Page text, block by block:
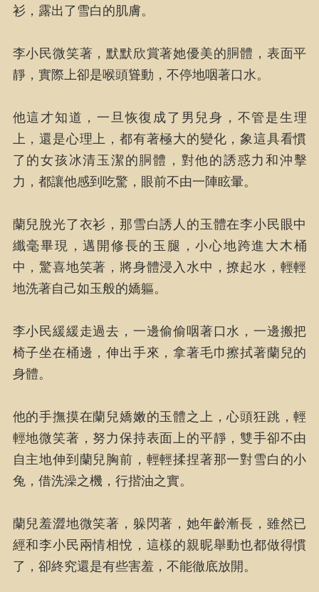
衫，露出了雪白的肌膚。
李小民微笑著，默默欣賞著她優美的胴體，表面平
靜，實際上卻是喉頭聳動，不停地咽著口水。
他這才知道，一旦恢復成了男兒身，不管是生理
上，還是心理上，都有著極大的變化，象這具看慣
了的女孩冰清玉潔的胴體，對他的誘惑力和沖擊
力，都讓他感到吃驚，眼前不由一陣眩暈。
蘭兒脫光了衣衫，那雪白誘人的玉體在李小民眼中
纖毫畢現，邁開修長的玉腿，小心地跨進大木桶
中，驚喜地笑著，將身體浸入水中，撩起水，輕輕
地洗著自己如玉般的嬌軀。
李小民緩緩走過去，一邊偷偷咽著口水，一邊搬把
椅子坐在桶邊，伸出手來，拿著毛巾擦拭著蘭兒的
身體。
他的手撫摸在蘭兒嬌嫩的玉體之上，心頭狂跳，輕
輕地微笑著，努力保持表面上的平靜，雙手卻不由
自主地伸到蘭兒胸前，輕輕揉捏著那一對雪白的小
兔，借洗澡之機，行揩油之實。
蘭兒羞澀地微笑著，躲閃著，她年齡漸長，雖然已
經和李小民兩情相悅，這樣的親昵舉動也都做得慣
了，卻終究還是有些害羞，不能徹底放開。